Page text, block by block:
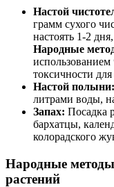
Настой
грамм сухого
настоять 1-2
Народные
использованием
токсичности
Настой полыни:
литрами воды,
Запах: Посадка
бархатцы,
колорадского
Народные
растений